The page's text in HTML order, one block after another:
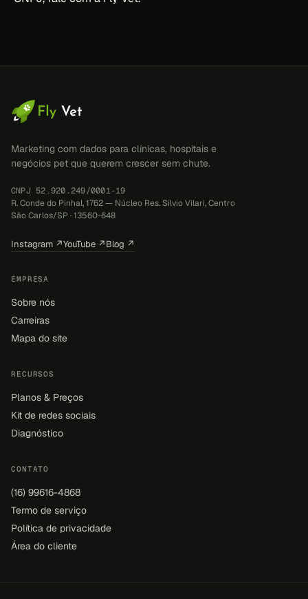
Marketing com dados para clínicas, hospitais e
negócios pet que querem crescer sem chute.
CNPJ 52.920.249/0001-19
R. Conde do Pinhal, 1762 — Núcleo Res. Sílvio Vilari, Centro
São Carlos/SP · 13560-648
Instagram ↗YouTube ↗Blog ↗
EMPRESA
Sobre nós
Carreiras
Mapa do site
RECURSOS
Planos & Preços
Kit de redes sociais
Diagnóstico
CONTATO
(16) 99616-4868
Termo de serviço
Política de privacidade
Área do cliente